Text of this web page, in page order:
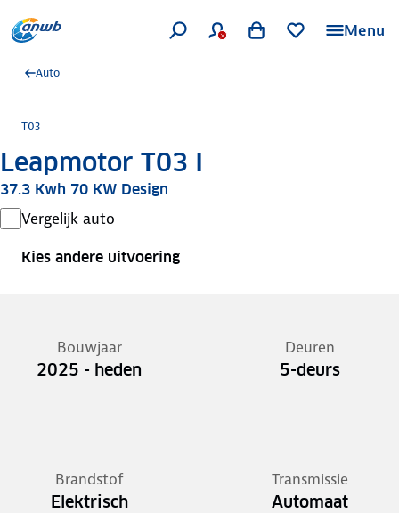
Menu
Auto
T03
Leapmotor T03 I
37.3 Kwh 70 KW Design
Vergelijk auto
Kies andere uitvoering
Bouwjaar
2025 - heden
Deuren
5-deurs
Brandstof
Elektrisch
Transmissie
Automaat